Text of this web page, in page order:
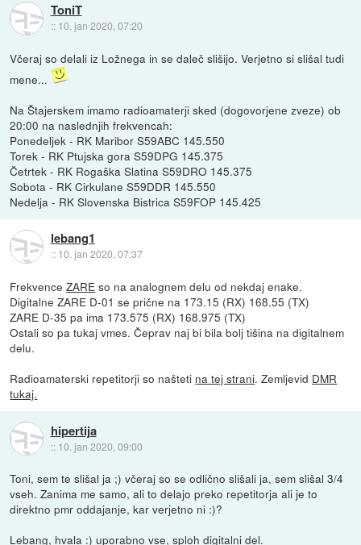
ToniT
:: 10. jan 2020, 07:20
Včeraj so delali iz Ložnega in se daleč slišijo. Verjetno si slišal tudi
mene...
Na Štajerskem imamo radioamaterji sked (dogovorjene zveze) ob
20:00 na naslednjih frekvencah:
Ponedeljek - RK Maribor S59ABC 145.550
Torek - RK Ptujska gora S59DPG 145.375
Četrtek - RK Rogaška Slatina S59DRO 145.375
Sobota - RK Cirkulane S59DDR 145.550
Nedelja - RK Slovenska Bistrica S59FOP 145.425
lebang1
:: 10. jan 2020, 07:37
FrekvenceZARE so na analognem delu od nekdaj enake.
Digitalne ZARE D-01 se prične na 173.15 (RX) 168.55 (TX)
ZARE D-35 pa ima 173.575 (RX) 168.975 (TX)
Ostali so pa tukaj vmes. Čeprav naj bi bila bolj tišina na digitalnem
delu.
Radioamaterski repetitorji so našteti na tej strani. Zemljevid DMR
tukaj.
hipertija
:: 10. jan 2020, 09:00
Toni, sem te slišal ja ;) včeraj so se odlično slišali ja, sem slišal 3/4
vseh. Zanima me samo, ali to delajo preko repetitorja ali je to
direktno pmr oddajanje, kar verjetno ni :)?
Lebang, hvala :) uporabno vse, sploh digitalni del.